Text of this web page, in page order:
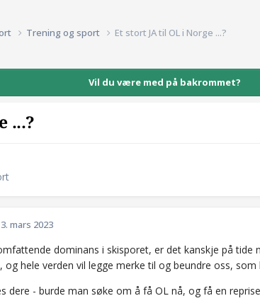
Trening og sport Et stort JA til OL i Norge ...?
Vil du være med på bakrommet?
...?
mars 2023
dominans i skisporet, er det kanskje på
og hele verden vil legge merke til og beundre oss, som
dere - burde man søke om å få OL nå, og få en